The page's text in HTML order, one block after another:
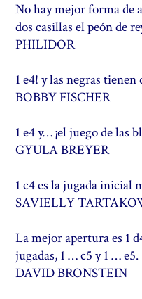
No hay mejor forma de
dos casillas el peón de
PHILIDOR
1 e4! y las negras
BOBBY FISCHER
1 e4 y… ¡el juego de las
GYULA BREYER
1 c4 es la jugada inicial
SAVIELLY
La mejor apertura es 1
jugadas, 1 … c5 y 1 … e5.
DAVID BRONSTEIN